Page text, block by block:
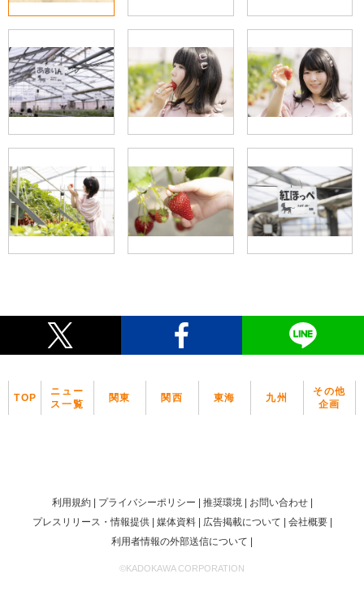
TOP
ニュー
ス一覧
関東 関西 東海 九州
その他
企画
利用規約 プライバシーポリシー 推奨環境
お問い合わせ
プレスリリース・情報提供
媒体資料 広告掲載について
会社概要
利用者情報の外部送信について
©KADOKAWA CORPORATION